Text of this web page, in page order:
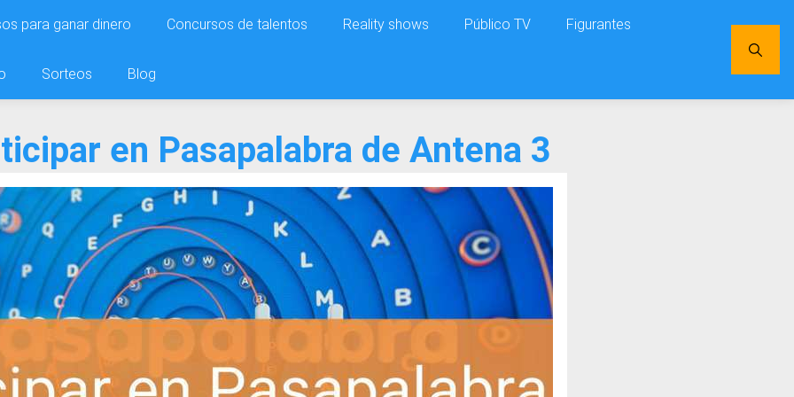
para ganar dinero Concursos de talentos Reality shows Público TV Figurantes
Sorteos Blog
en Pasapalabra de Antena 3